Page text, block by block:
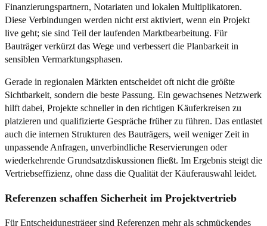
Finanzierungspartnern, Notariaten und lokalen Multiplikatoren.
Diese Verbindungen werden nicht erst aktiviert, wenn ein Projekt
live geht; sie sind Teil der laufenden Marktbearbeitung. Für
Bauträger verkürzt das Wege und verbessert die Planbarkeit in
sensiblen Vermarktungsphasen.
Gerade in regionalen Märkten entscheidet oft nicht die größte
Sichtbarkeit, sondern die beste Passung. Ein gewachsenes Netzwerk
hilft dabei, Projekte schneller in den richtigen Käuferkreisen zu
platzieren und qualifizierte Gespräche früher zu führen. Das entlastet
auch die internen Strukturen des Bauträgers, weil weniger Zeit in
unpassende Anfragen, unverbindliche Reservierungen oder
wiederkehrende Grundsatzdiskussionen fließt. Im Ergebnis steigt die
Vertriebseffizienz, ohne dass die Qualität der Käuferauswahl leidet.
Referenzen schaffen Sicherheit im Projektvertrieb
Für Entscheidungsträger sind Referenzen mehr als schmückendes